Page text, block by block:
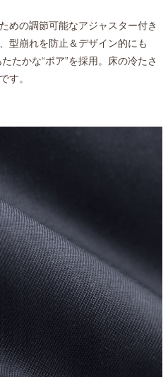
めの調節可能なアジャスター付き
型崩れを防止＆デザイン的にも
たかな“ボア”を採用。床の冷たさ
す。